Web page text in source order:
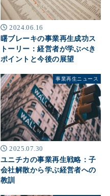
2024.06.16
曙ブレーキの事業再生成功ス
トーリー：経営者が学ぶべき
ポイントと今後の展望
事業再生ニュース
2025.07.30
ユニチカの事業再生戦略：子
会社解散から学ぶ経営者への
教訓